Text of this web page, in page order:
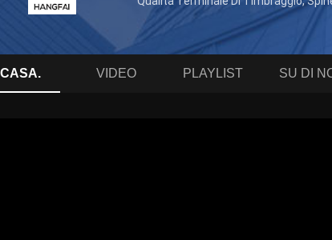
CASA. VIDEO PLAYLIST SU DI